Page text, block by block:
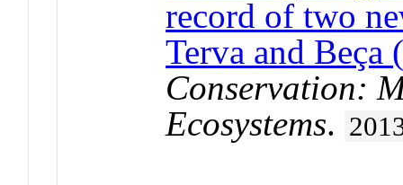
record of two
Terva and Beça
Conservation:
Ecosystems.